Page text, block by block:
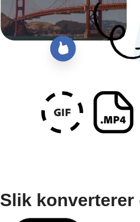
Slik konverterer